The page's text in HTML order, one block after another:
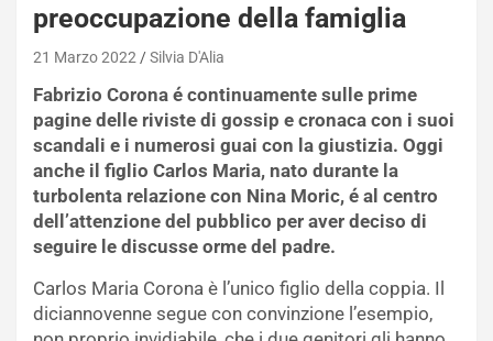
preoccupazione della famiglia
21 Marzo 2022 Silvia D'Alia
Fabrizio Corona é continuamente sulle prime
pagine delle riviste di gossip e cronaca con i suoi
scandali e i numerosi guai con la giustizia. Oggi
anche il figlio Carlos Maria, nato durante la
turbolenta relazione con Nina Moric, é al centro
dell’attenzione del pubblico per aver deciso di
seguire le discusse orme del padre.
Carlos Maria Corona è l’unico figlio della coppia. Il
diciannovenne segue con convinzione l’esempio,